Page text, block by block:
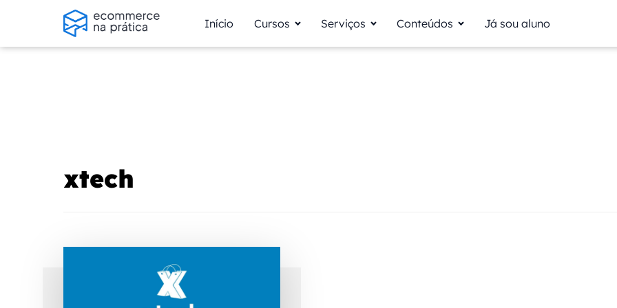
Início Cursos Serviços Conteúdos Já sou aluno
xtech